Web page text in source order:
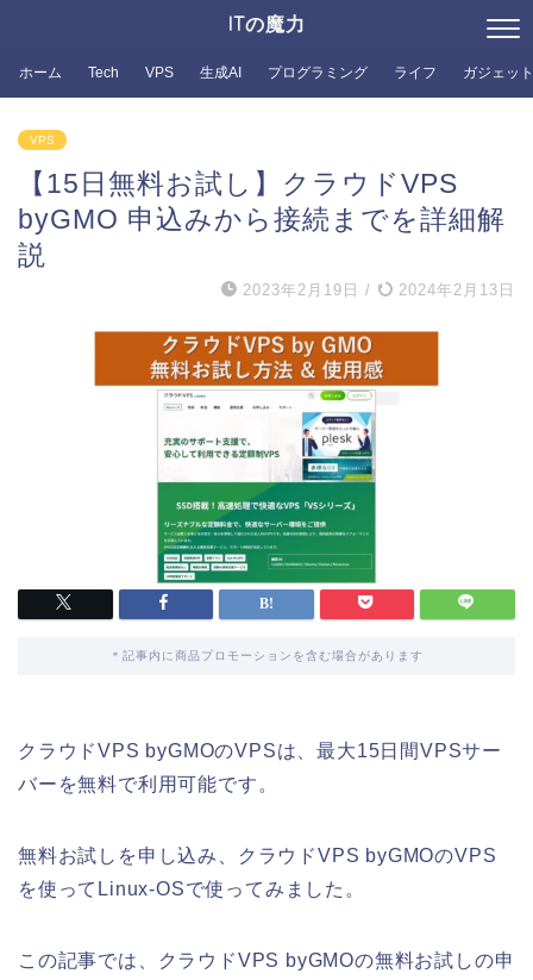
ITの魔力
ホーム Tech VPS 生成AI プログラミング ライフ ガジェット
VPS
【15日無料お試し】クラウドVPS
byGMO 申込みから接続までを詳細解
説
2023年2月19日 / 2024年2月13日
＊記事内に商品プロモーションを含む場合があります
クラウドVPS byGMOのVPSは、最大15日間VPSサー
バーを無料で利用可能です。
無料お試しを申し込み、クラウドVPS byGMOのVPS
を使ってLinux-OSで使ってみました。
この記事では、クラウドVPS byGMOの無料お試しの申